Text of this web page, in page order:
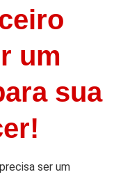
um
sua
ser um